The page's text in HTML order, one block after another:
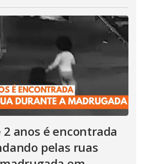
anos é encontrada
pelas ruas